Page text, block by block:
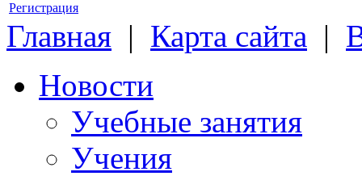
Регистрация
Главная | Карта сайта |
Новости
Учебные занятия
Учения